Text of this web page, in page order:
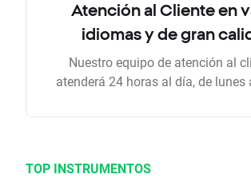
Atención al Cliente en
idiomas y de gran
Nuestro equipo de atención al
atenderá 24 horas al día, de lunes
TOP INSTRUMENTOS